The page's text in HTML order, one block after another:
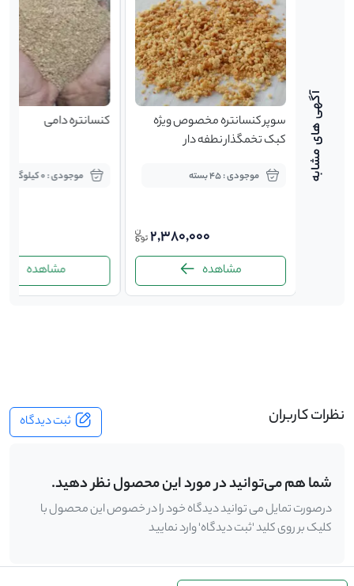
سوپر کنسانتره مخصوص ویژه
کبک تخمگذار نطفه دار
موجودی : 45 بسته
2,380,000
مشاهده
کنسانتره دامی
موجودی : 0 کیلوگرم
مشاهده
نظرات کاربران ثبت دیدگاه
شما هم می‌توانید در مورد این محصول نظر دهید.
درصورت تمایل می توانید دیدگاه خود را در خصوص این محصول با
کلیک بر روی کلید 'ثبت دیدگاه' وارد نمایید